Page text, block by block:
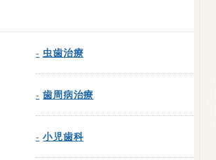
虫歯治療
歯周病治療
小児歯科